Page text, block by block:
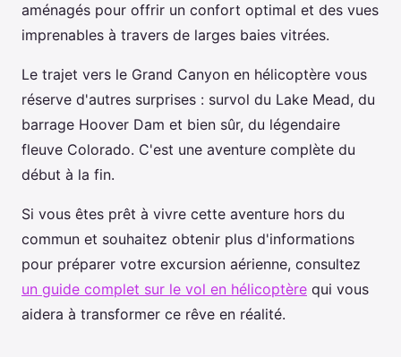
aménagés pour offrir un confort optimal et des vues
imprenables à travers de larges baies vitrées.
Le trajet vers le Grand Canyon en hélicoptère vous
réserve d'autres surprises : survol du Lake Mead, du
barrage Hoover Dam et bien sûr, du légendaire
fleuve Colorado. C'est une aventure complète du
début à la fin.
Si vous êtes prêt à vivre cette aventure hors du
commun et souhaitez obtenir plus d'informations
pour préparer votre excursion aérienne, consultez
un guide complet sur le vol en hélicoptère qui vous
aidera à transformer ce rêve en réalité.